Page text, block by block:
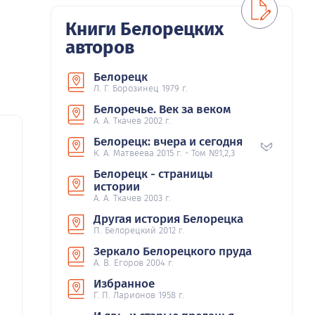
Книги Белорецких
авторов
Белорецк
Л. Г. Борозинец 1979 г.
Белоречье. Век за веком
А. А. Ткачев 2002 г.
Белорецк: вчера и сегодня
К. А. Матвеева 2015 г. - Том №1,2,3
Белорецк - страницы
истории
А. А. Ткачев 2003 г.
Другая история Белорецка
П. Белорецкий 2012 г.
Зеркало Белорецкого пруда
А. В. Егоров 2004 г.
Избранное
Г. П. Ларионов 1958 г.